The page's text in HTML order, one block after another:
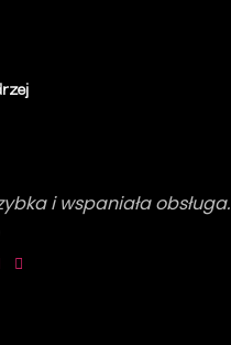
i wspaniała obsługa.